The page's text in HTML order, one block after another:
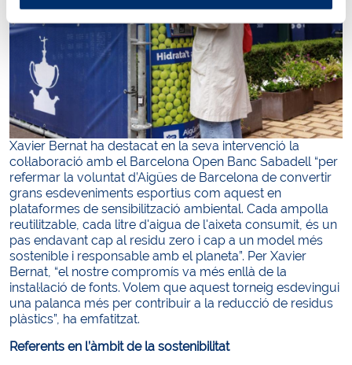
Xavier Bernat ha destacat en la seva intervenció la
col·laboració amb el Barcelona Open Banc Sabadell “per
refermar la voluntat d’Aigües de Barcelona de convertir
grans esdeveniments esportius com aquest en
plataformes de sensibilització ambiental. Cada ampolla
reutilitzable, cada litre d'aigua de l'aixeta consumit, és un
pas endavant cap al residu zero i cap a un model més
sostenible i responsable amb el planeta”. Per Xavier
Bernat, “el nostre compromís va més enllà de la
instal·lació de fonts. Volem que aquest torneig esdevingui
una palanca més per contribuir a la reducció de residus
plàstics”, ha emfatitzat.
Referents en l’àmbit de la sostenibilitat